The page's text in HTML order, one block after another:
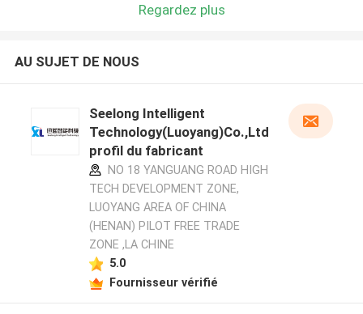
Regardez plus
AU SUJET DE NOUS
Seelong Intelligent
Technology(Luoyang)Co.,Ltd
profil du fabricant
NO 18 YANGUANG ROAD HIGH
TECH DEVELOPMENT ZONE,
LUOYANG AREA OF CHINA
(HENAN) PILOT FREE TRADE
ZONE ,LA CHINE
5.0
Fournisseur vérifié